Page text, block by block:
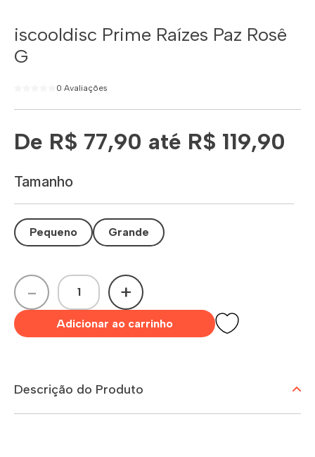
iscooldisc Prime Raízes Paz Rosê
G
0 Avaliações
De R$ 77,90 até R$ 119,90
Tamanho
Pequeno Grande
- +
Adicionar ao carrinho
Descrição do Produto